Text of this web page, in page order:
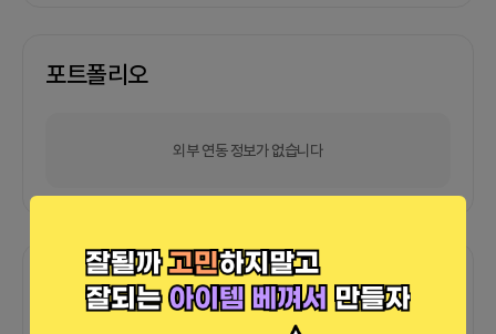
포트폴리오
외부 연동 정보가 없습니다
함께한 사람들이 남긴 말